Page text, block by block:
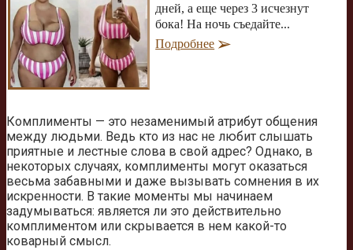
дней, а еще через 3 исчезнут
бока! На ночь съедайте...
Подробнее
Комплименты — это незаменимый атрибут общения
между людьми. Ведь кто из нас не любит слышать
приятные и лестные слова в свой адрес? Однако, в
некоторых случаях, комплименты могут оказаться
весьма забавными и даже вызывать сомнения в их
искренности. В такие моменты мы начинаем
задумываться: является ли это действительно
комплиментом или скрывается в нем какой-то
коварный смысл.